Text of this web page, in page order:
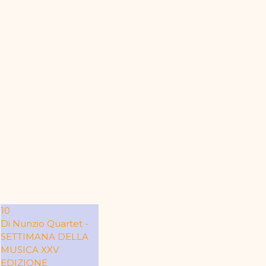
10
Di Nunzio Quartet -
SETTIMANA DELLA
MUSICA XXV
EDIZIONE